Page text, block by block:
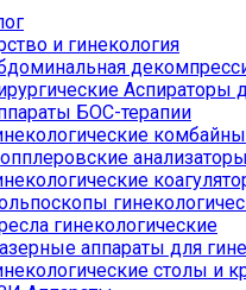
и гинекология
Аспираторы
БОС-терапии
комбайны
гинекологические
аппараты для
столы и